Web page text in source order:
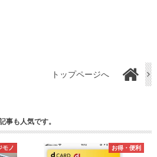
トップページへ
事も人気です。
モノ お得・便利